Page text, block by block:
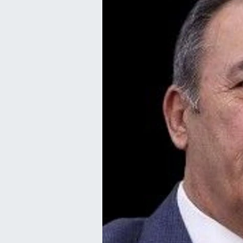
Gizlilik Sözleşmesi